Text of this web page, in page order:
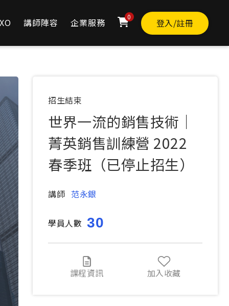
講師陣容 企業服務 0 登入/註冊
TWD 立即購買
招生結束
世界一流的銷售技術｜
菁英銷售訓練營 2022
春季班（已停止招生）
講師 范永銀
學員人數 30
課程資訊 加入收藏